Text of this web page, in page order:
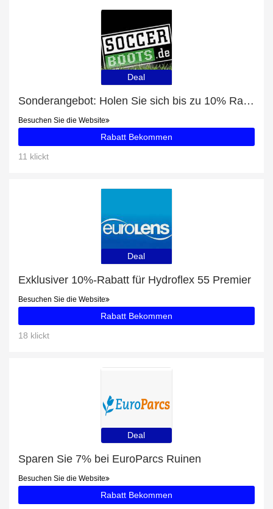
Deal
Sonderangebot: Holen Sie sich bis zu 10% Rabatt auf Academy Team Duffel Tasche Large (657)
Besuchen Sie die Website
Rabatt Bekommen
11 klickt
Deal
Exklusiver 10%-Rabatt für Hydroflex 55 Premier
Besuchen Sie die Website
Rabatt Bekommen
18 klickt
Deal
Sparen Sie 7% bei EuroParcs Ruinen
Besuchen Sie die Website
Rabatt Bekommen